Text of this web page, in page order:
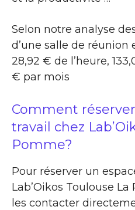
Selon notre analyse
d’une salle de réunion
28,92 € de l’heure,
€ par mois
Comment
travail chez
Pomme?
Pour réserver un
Lab’Oikos Toulouse
les contacter